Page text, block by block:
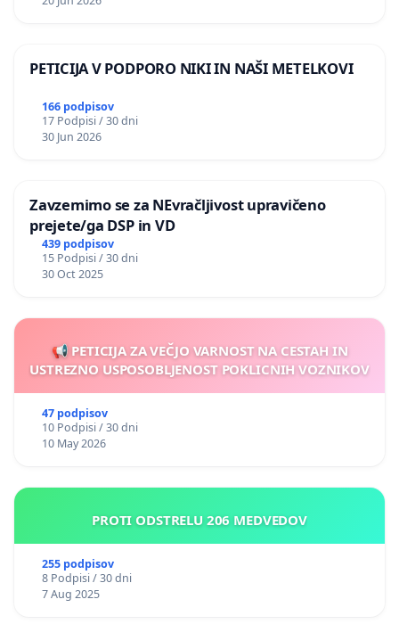
PETICIJA V PODPORO NIKI IN NAŠI METELKOVI
166 podpisov
17 Podpisi / 30 dni
30 Jun 2026
Zavzemimo se za NEvračljivost upravičeno
prejete/ga DSP in VD
439 podpisov
15 Podpisi / 30 dni
30 Oct 2025
📢 PETICIJA ZA VEČJO VARNOST NA CESTAH IN
USTREZNO USPOSOBLJENOST POKLICNIH VOZNIKOV
47 podpisov
10 Podpisi / 30 dni
10 May 2026
PROTI ODSTRELU 206 MEDVEDOV
255 podpisov
8 Podpisi / 30 dni
7 Aug 2025